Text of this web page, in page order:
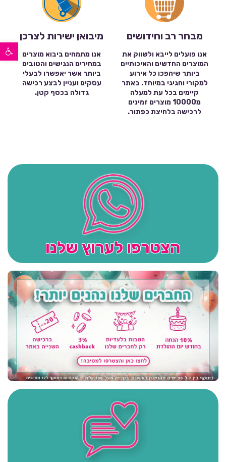
פתח סרגל נגישות
מבחר רב וחידושים
אנו פועלים לייבא ולשווק את
המוצרים החדשים והאיכותיים
ביותר שיהפכו כל אירוע
למקורי וחגיגי במיוחד. באתר
קיימים בכל עת למעלה
מ10000 מוצרים זמינים
לרכישה בלחיצת כפתור.
מיבואן ישירות לצרכן
אנו מתמחים ביבוא מוצרים
במחירים הנגישים והטובים
ביותר אשר יאפשרו לבעלי
עסקים ועניין לבצע רכישה
גדולה בכסף קטן.
הצטרפו לערוץ שלנו